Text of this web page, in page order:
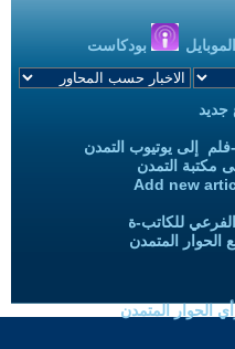
الموبايل بودكاست
جديد
فلم إلى يوتيوب التمدن
مكتبة التمدن
Add new
للكاتب-ة
المتمدن
الحوار المتمدن